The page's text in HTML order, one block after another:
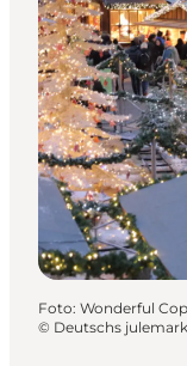
Foto: Wonderful
© Deutschs